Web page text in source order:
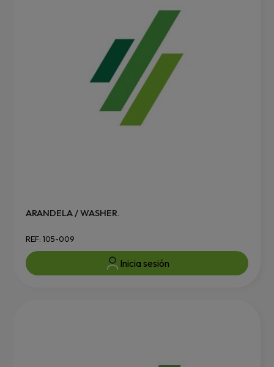
ARANDELA / WASHER.
REF: 105-009
Inicia sesión